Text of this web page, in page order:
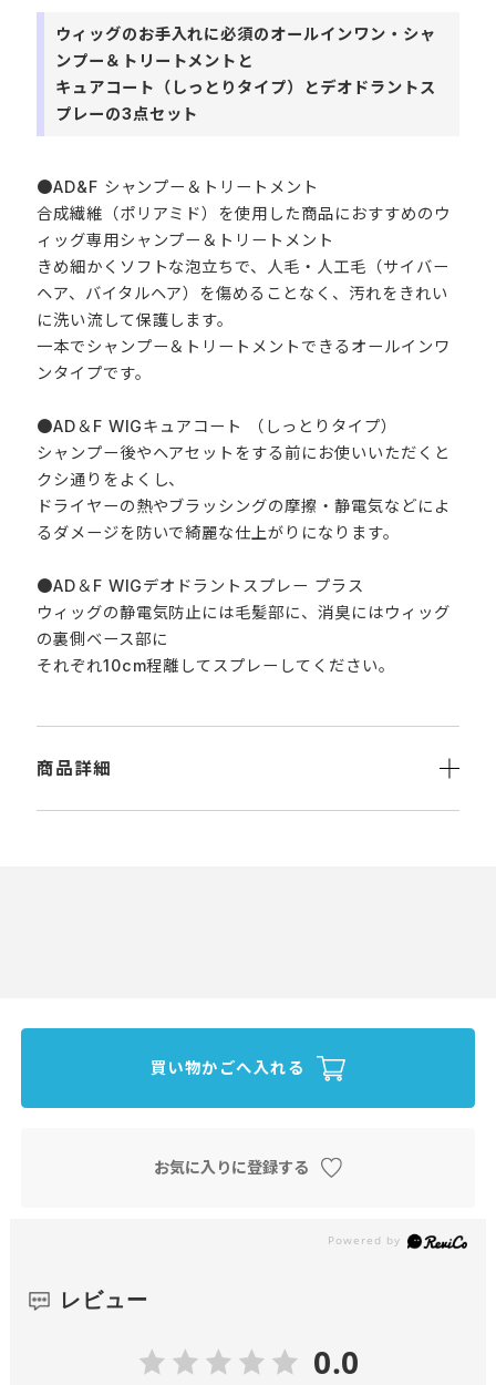
ウィッグのお手入れに必須のオールインワン・シャ
ンプー＆トリートメントと
キュアコート（しっとりタイプ）とデオドラントス
プレーの3点セット
●AD&F シャンプー＆トリートメント
合成繊維（ポリアミド）を使用した商品におすすめのウ
ィッグ専用シャンプー＆トリートメント
きめ細かくソフトな泡立ちで、人毛・人工毛（サイバー
ヘア、バイタルヘア）を傷めることなく、汚れをきれい
に洗い流して保護します。
一本でシャンプー＆トリートメントできるオールインワ
ンタイプです。
●AD＆F WIGキュアコート （しっとりタイプ）
シャンプー後やヘアセットをする前にお使いいただくと
クシ通りをよくし、
ドライヤーの熱やブラッシングの摩擦・静電気などによ
るダメージを防いで綺麗な仕上がりになります。
●AD＆F WIGデオドラントスプレー プラス
ウィッグの静電気防止には毛髪部に、消臭にはウィッグ
の裏側ベース部に
それぞれ10cm程離してスプレーしてください。
商品詳細
買い物かごへ入れる
お気に入りに登録する
レビュー
0.0